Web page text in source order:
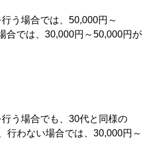
う場合では、50,000円～
合では、30,000円～50,000円が
う場合でも、30代と同様の
行わない場合では、30,000円～